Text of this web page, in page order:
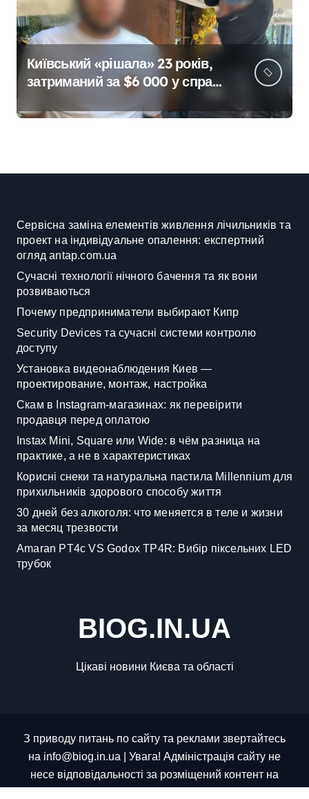
Київський «рішала» 23 років,
затриманий за $6 000 у справі
про «звільнення» від
мобілізації
Сервісна заміна елементів живлення лічильників та
проект на індивідуальне опалення: експертний
огляд antap.com.ua
Сучасні технології нічного бачення та як вони
розвиваються
Почему предприниматели выбирают Кипр
Security Devices та сучасні системи контролю
доступу
Установка видеонаблюдения Киев —
проектирование, монтаж, настройка
Скам в Instagram-магазинах: як перевірити
продавця перед оплатою
Instax Mini, Square или Wide: в чём разница на
практике, а не в характеристиках
Корисні снеки та натуральна пастила Millennium для
прихильників здорового способу життя
30 дней без алкоголя: что меняется в теле и жизни
за месяц трезвости
Amaran PT4c VS Godox TP4R: Вибір піксельних LED
трубок
BIOG.IN.UA
Цікаві новини Києва та області
З приводу питань по сайту та реклами звертайтесь
на info@biog.in.ua | Увага! Адміністрація сайту не
несе відповідальності за розміщений контент на